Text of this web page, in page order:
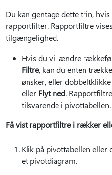
Du kan gentage dette trin,
rapportfilter. Rapportfiltre
tilgængelighed.
Hvis du vil ændre
Filtre, kan du enten
ønsker, eller
eller Flyt ned.
tilsvarende i pivottabellen.
Få vist rapportfiltre i rækker
Klik på pivottabellen eller
et pivotdiagram.